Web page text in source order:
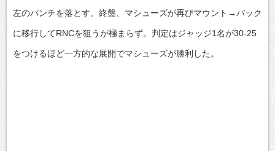
左のパンチを落とす。終盤、マシューズが再びマウント→バック
に移行してRNCを狙うが極まらず。判定はジャッジ1名が30-25
をつけるほど一方的な展開でマシューズが勝利した。